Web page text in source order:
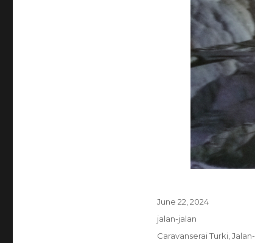
Posted
on
June 22, 2024
Categories
jalan-jalan
Tags
Caravanserai Turki, Jalan-